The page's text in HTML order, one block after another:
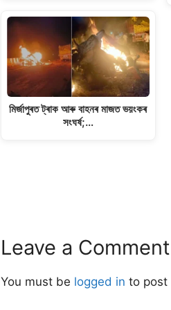
মিৰ্জাপুৰত ট্ৰাক আৰু বাহনৰ মাজত ভয়ংকৰ
সংঘৰ্ষ;…
Leave a Comment
You must be logged in to post